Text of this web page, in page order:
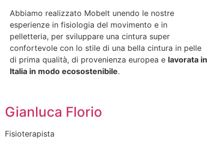
Abbiamo realizzato Mobelt unendo le nostre
esperienze in fisiologia del movimento e in
pelletteria, per sviluppare una cintura super
confortevole con lo stile di una bella cintura in pelle
di prima qualità, di provenienza europea e lavorata in
Italia in modo ecosostenibile.
Gianluca Florio
Fisioterapista